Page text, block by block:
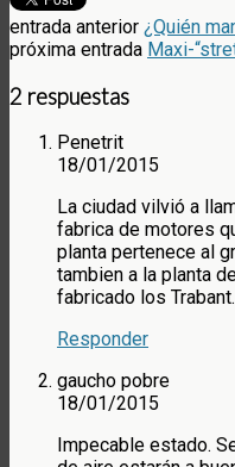
entrada anterior ¿Quién
próxima entrada Maxi-
2 respuestas
Penetrit
18/01/2015
La ciudad vilvió a
fabrica de motores
planta pertenece al
tambien a la planta
fabricado los Trabant.
Responder
gaucho pobre
18/01/2015
Impecable estado.